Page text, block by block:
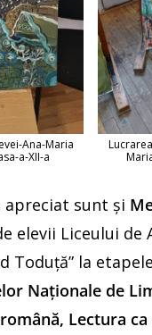
Ana-Maria
a-XII-a
apreciat sunt și
elevii Liceului de
Toduță” la
Naționale de
Lectura